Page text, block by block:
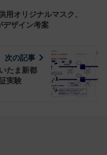
用オリジナルマスク、
ザイン考案
次の記事
たま新都
実験